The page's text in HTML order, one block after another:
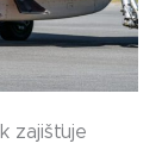
zajišťuje